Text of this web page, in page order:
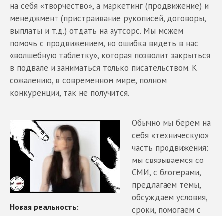
на себя «творчество», а маркетинг (продвижение) и
менеджмент (пристраивание рукописей, договоры,
выплаты и т.д.) отдать на аутсорс. Мы можем
помочь с продвижением, но ошибка видеть в нас
«волшебную таблетку», которая позволит закрыться
в подвале и заниматься только писательством. К
сожалению, в современном мире, полном
конкуренции, так не получится.
Обычно мы берем на
себя «техническую»
часть продвижения:
мы связываемся со
СМИ, с блогерами,
предлагаем темы,
обсуждаем условия,
сроки, помогаем с